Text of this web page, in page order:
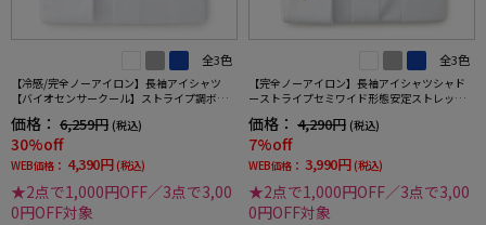
全3色
【冷感/完全ノーアイロン】長袖アイシャツ
【バイオセンサークール】ストライプ調ボタ
効果吸汗速乾ワイシャツ春夏
価格： 6,259円 (税込)
30%off
WEB価格： 4,390円 (税込)
★2点で1,000円OFF／3点で3,00
0円OFF対象
全3色
【完全ノーアイロン】長袖アイシャツシャド
ーストライプセミワイド形態安定ストレッチ
価格： 4,290円 (税込)
7%off
WEB価格： 3,990円 (税込)
★2点で1,000円OFF／3点で3,00
0円OFF対象